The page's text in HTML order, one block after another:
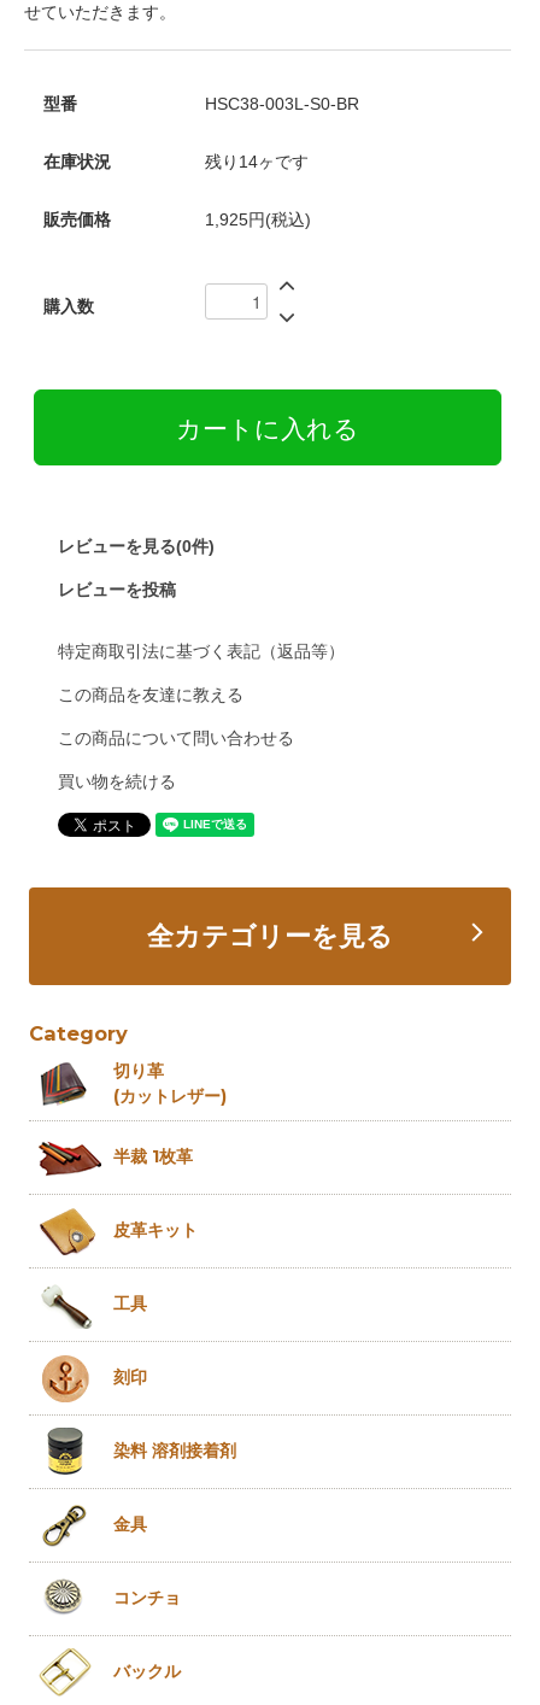
せていただきます。
型番 HSC38-003L-S0-BR
在庫状況 残り14ヶです
販売価格 1,925円(税込)
購入数
レビューを見る(0件)
レビューを投稿
特定商取引法に基づく表記（返品等）
この商品を友達に教える
この商品について問い合わせる
買い物を続ける
全カテゴリーを見る
Category
切り革
(カットレザー)
半裁 1枚革
皮革キット
工具
刻印
染料 溶剤接着剤
金具
コンチョ
バックル